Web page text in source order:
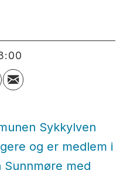
Sykkylven
og er medlem i
Sunnmøre med